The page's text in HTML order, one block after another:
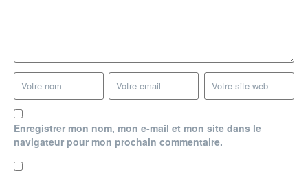
Enregistrer mon nom, mon e-mail et mon site dans le
navigateur pour mon prochain commentaire.